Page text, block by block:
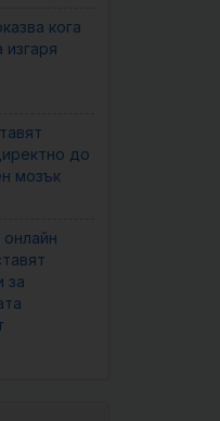
кога
изгаря
до
мозък
за